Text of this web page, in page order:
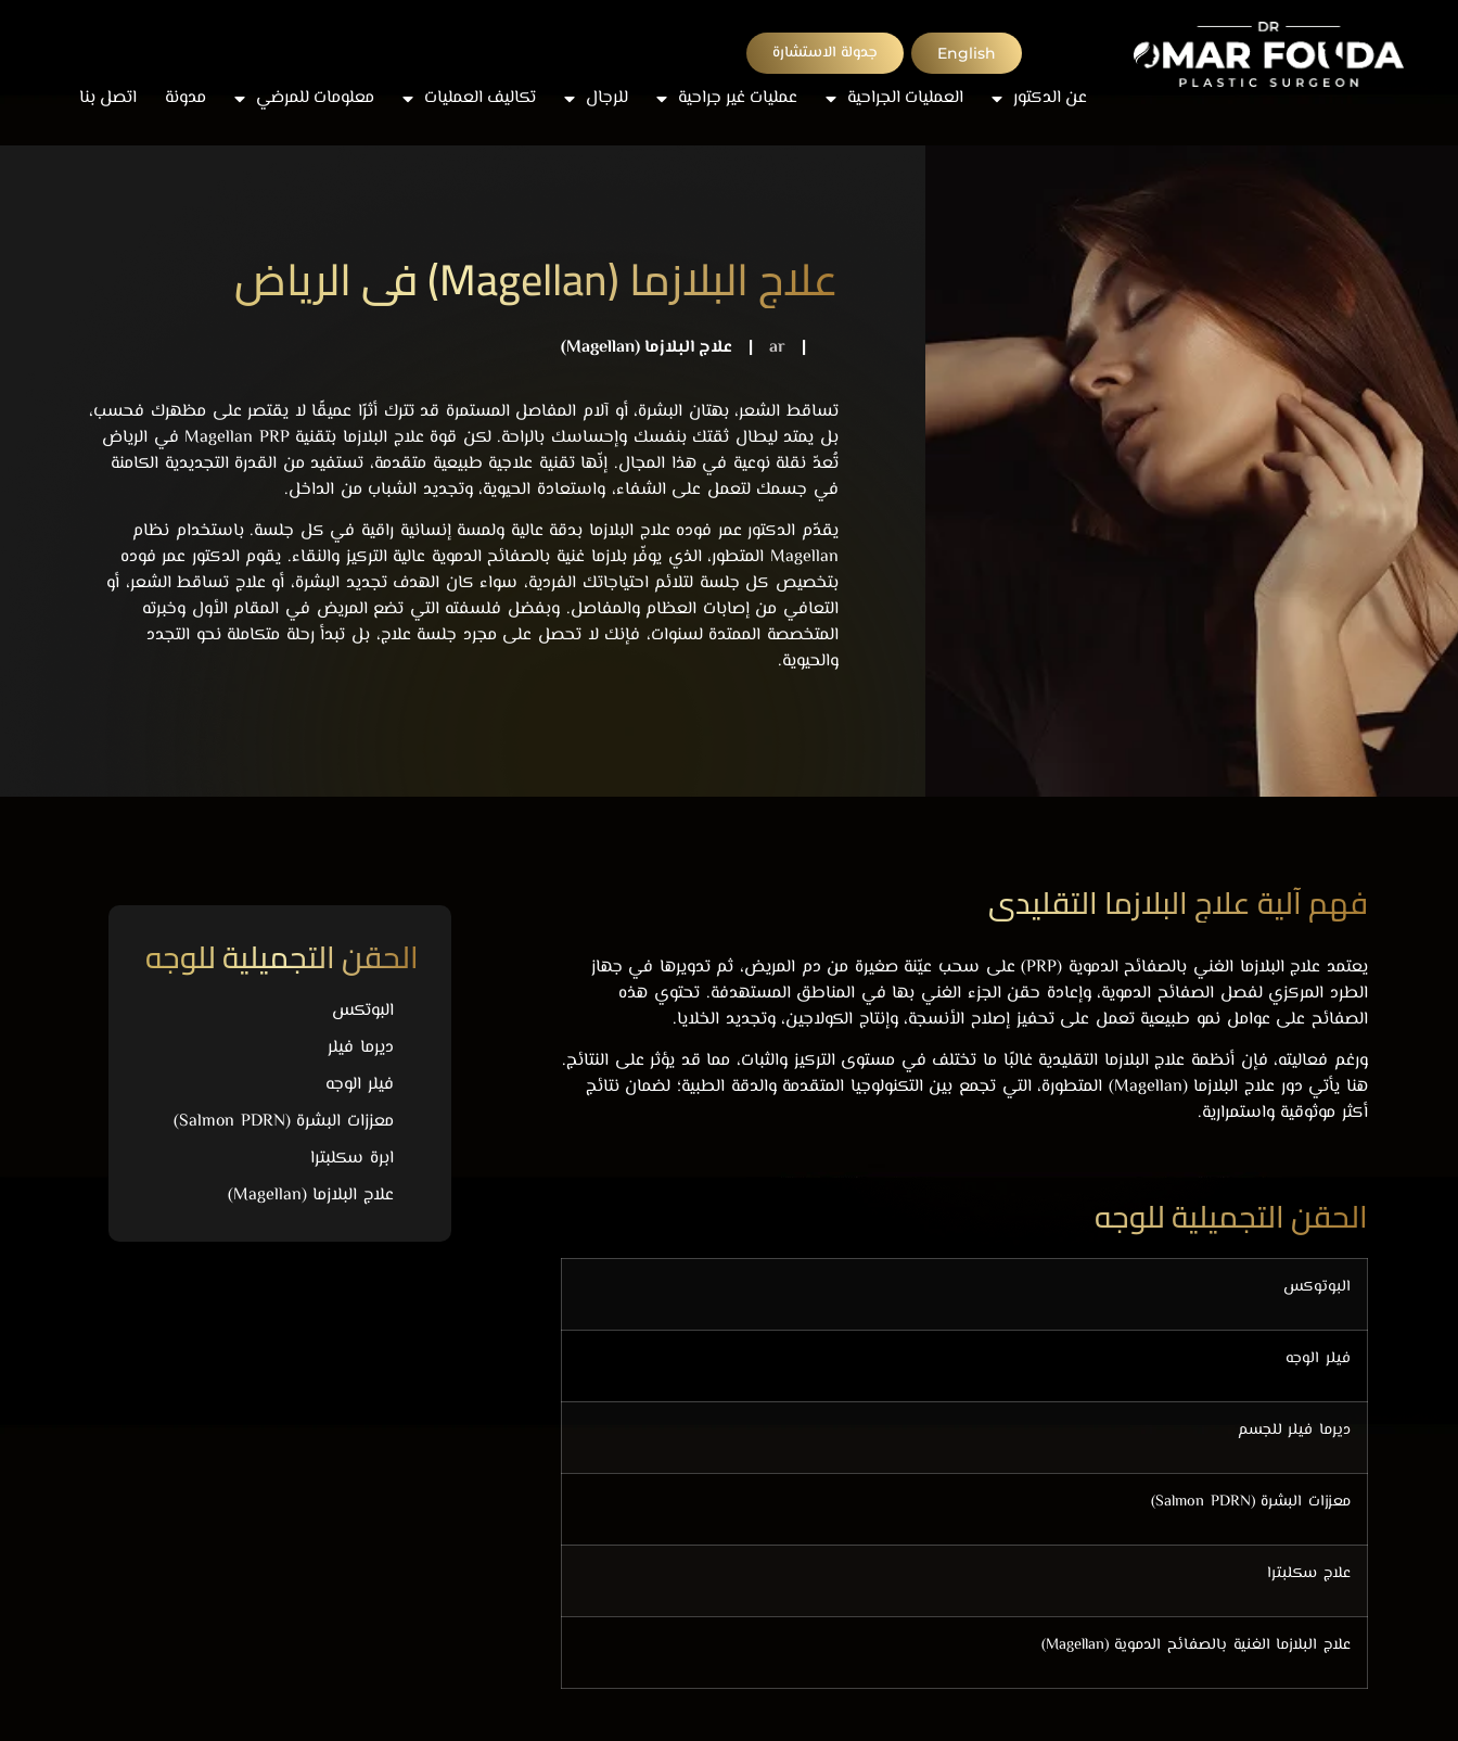
English جدولة الاستشارة
عن الدكتور العمليات الجراحية عمليات غير جراحية للرجال تكاليف العمليات معلومات للمرضي مدونة اتصل بنا
علاج البلازما (Magellan) في الرياض
|
ar
| علاج البلازما (Magellan)
تساقط الشعر، بهتان البشرة، أو آلام المفاصل المستمرة قد تترك أثرًا عميقًا لا يقتصر على مظهرك فحسب،
بل يمتد ليطال ثقتك بنفسك وإحساسك بالراحة. لكن قوة علاج البلازما
بتقنية Magellan PRP في الرياض
تُعدّ نقلة نوعية في هذا المجال. إنّها تقنية علاجية طبيعية متقدمة، تستفيد من القدرة التجديدية الكامنة
في جسمك لتعمل على الشفاء، واستعادة الحيوية، وتجديد الشباب من الداخل.
يقدّم الدكتور عمر فوده علاج البلازما بدقة عالية ولمسة إنسانية راقية في كل جلسة. باستخدام نظام
Magellan المتطور، الذي يوفّر بلازما غنية بالصفائح الدموية عالية التركيز والنقاء. يقوم الدكتور عمر فوده
بتخصيص كل جلسة لتلائم احتياجاتك الفردية، سواء كان الهدف تجديد البشرة، أو علاج تساقط الشعر، أو
التعافي من إصابات العظام والمفاصل. وبفضل فلسفته التي تضع المريض في المقام الأول وخبرته
المتخصصة الممتدة لسنوات، فإنك لا تحصل على مجرد جلسة علاج، بل تبدأ رحلة متكاملة نحو التجدد
والحيوية.
الحقن التجميلية للوجه
البوتكس
ديرما فيلر
فيلر الوجه
معززات البشرة (Salmon PDRN)
ابرة سكلبترا
علاج البلازما (Magellan)
فهم آلية علاج البلازما التقليدي
يعتمد علاج البلازما
الغني بالصفائح الدموية (PRP) على سحب عيّنة صغيرة من دم المريض، ثم تدويرها في جهاز
الطرد المركزي لفصل الصفائح الدموية، وإعادة حقن الجزء الغني بها في المناطق المستهدفة. تحتوي هذه
الصفائح على عوامل نمو طبيعية تعمل على تحفيز إصلاح الأنسجة، وإنتاج الكولاجين، وتجديد الخلايا.
ورغم فعاليته، فإن أنظمة علاج البلازما التقليدية غالبًا ما تختلف في مستوى التركيز والثبات، مما قد يؤثر على النتائج.
هنا يأتي دور علاج البلازما (Magellan) المتطورة، التي تجمع بين التكنولوجيا المتقدمة والدقة الطبية؛ لضمان نتائج
أكثر موثوقية واستمرارية.
الحقن التجميلية للوجه
البوتوكس
فيلر الوجه
ديرما فيلر للجسم
معززات البشرة (Salmon PDRN)
علاج سكلبترا
علاج البلازما الغنية بالصفائح الدموية (Magellan)